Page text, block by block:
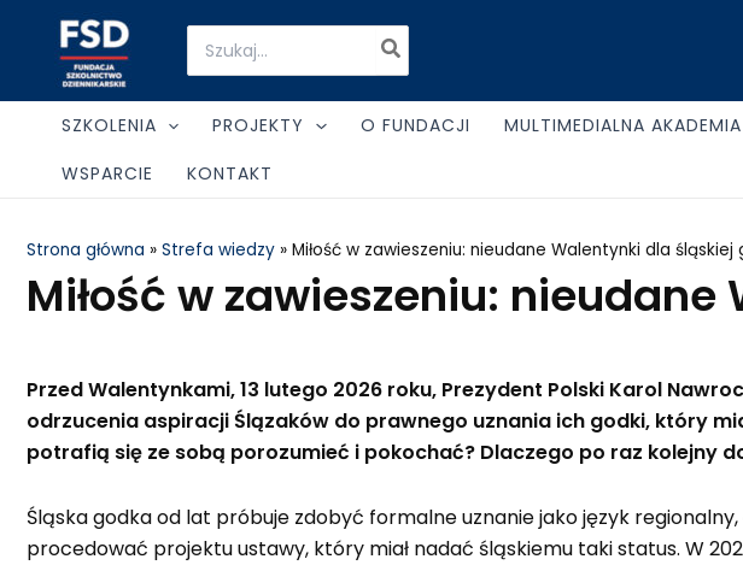
content
Search
for:
SZKOLENIA PROJEKTY O FUNDACJI MULTIMEDIALNA
WSPARCIE
KONTAKT
Strona główna » Strefa wiedzy » Miłość w zawieszeniu: nieudane Walentynki dla śląskiej
Miłość w zawieszeniu:
Przed Walentynkami, 13 lutego 2026 roku, Prezydent Polski Karol
odrzucenia aspiracji Ślązaków do prawnego uznania ich godki, który
potrafią się ze sobą porozumieć i pokochać? Dlaczego po raz kolejny
Śląska godka od lat próbuje zdobyć formalne uznanie jako język
procedować projektu ustawy, który miał nadać śląskiemu taki status. W